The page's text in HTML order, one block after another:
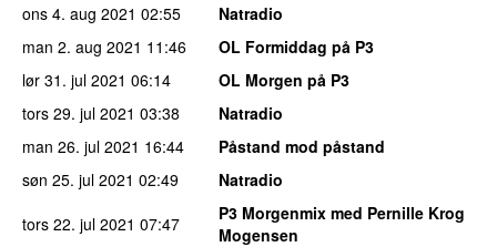
ons 4. aug 2021 02:55
Natradio
man 2. aug 2021 11:46
OL Formiddag på P3
lør 31. jul 2021 06:14
OL Morgen på P3
tors 29. jul 2021 03:38
Natradio
man 26. jul 2021 16:44
Påstand mod påstand
søn 25. jul 2021 02:49
Natradio
tors 22. jul 2021 07:47
P3 Morgenmix med Pernille Krog
Mogensen